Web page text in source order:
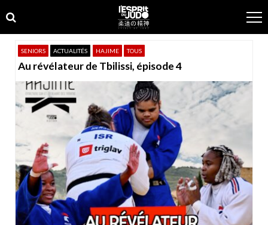
to
navigation
to
content
SENIORS ACTUALITÉS HAJIME TOUS
Au révélateur de Tbilissi, épisode 4